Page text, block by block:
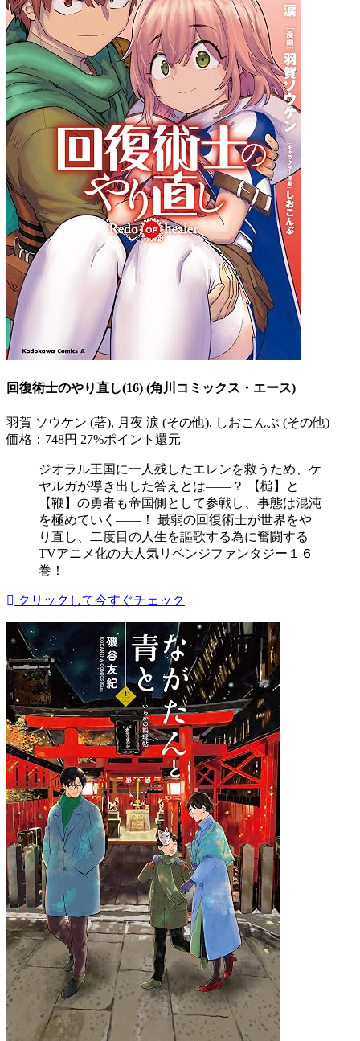
回復術士のやり直し(16) (角川コミックス・エース)
羽賀 ソウケン (著), 月夜 涙 (その他), しおこんぶ (その他)
価格：748円 27%ポイント還元
ジオラル王国に一人残したエレンを救うため、ケ
ヤルガが導き出した答えとは――？ 【槌】と
【鞭】の勇者も帝国側として参戦し、事態は混沌
を極めていく――！ 最弱の回復術士が世界をや
り直し、二度目の人生を謳歌する為に奮闘する
TVアニメ化の大人気リベンジファンタジー１６
巻！
クリックして今すぐチェック